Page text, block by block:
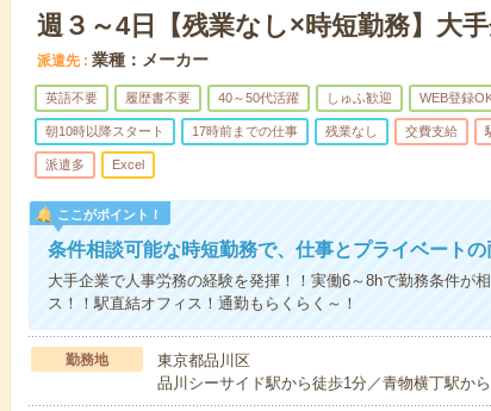
週３～4日【残業なし×時短勤務】大
派遣先 業種：メーカー
英語不要 履歴書不要 40～50代活躍 しゅふ歓迎 WEB登録
朝10時以降スタート 17時前までの仕事 残業なし 交費支給
派遣多 Excel
ここがポイント！
条件相談可能な時短勤務で、仕事とプライベート
大手企業で人事労務の経験を発揮！！実働6～8hで勤務条件が
ス！！駅直結オフィス！通勤もらくらく～！
勤務地
東京都品川区
品川シーサイド駅から徒歩1分／青物横丁駅か